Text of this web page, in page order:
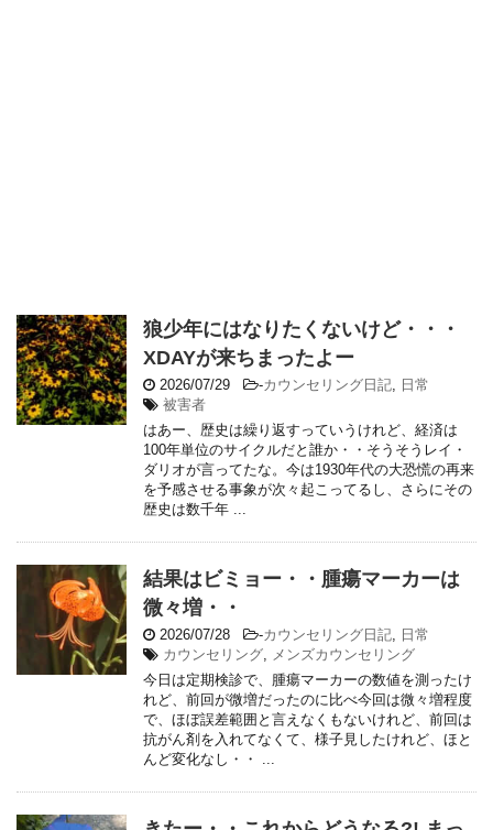
狼少年にはなりたくないけど・・・
XDAYが来ちまったよー
2026/07/29 -カウンセリング日記, 日常
被害者
はあー、歴史は繰り返すっていうけれど、経済は
100年単位のサイクルだと誰か・・そうそうレイ・
ダリオが言ってたな。今は1930年代の大恐慌の再来
を予感させる事象が次々起こってるし、さらにその
歴史は数千年 ...
結果はビミョー・・腫瘍マーカーは
微々増・・
2026/07/28 -カウンセリング日記, 日常
カウンセリング, メンズカウンセリング
今日は定期検診で、腫瘍マーカーの数値を測ったけ
れど、前回が微増だったのに比べ今回は微々増程度
で、ほぼ誤差範囲と言えなくもないけれど、前回は
抗がん剤を入れてなくて、様子見したけれど、ほと
んど変化なし・・ ...